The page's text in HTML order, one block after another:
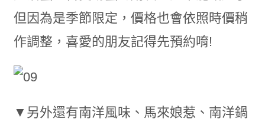
但因為是季節限定，價格也會依照時價稍
作調整，喜愛的朋友記得先預約唷!
▼另外還有南洋風味、馬來娘惹、南洋鍋